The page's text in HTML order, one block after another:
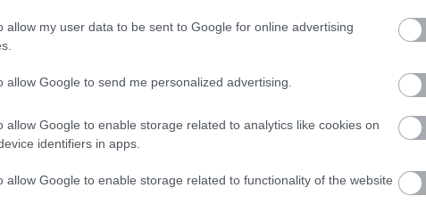
allow my user data to be sent to Google for online advertising
allow Google to send me personalized advertising.
allow Google to enable storage related to analytics like cookies on
identifiers in apps.
allow Google to enable storage related to functionality of the website
Takaisin etusivulle